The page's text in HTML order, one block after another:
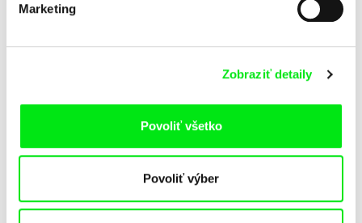
Marketing
Zobraziť detaily
Povoliť všetko
Povoliť výber
Zem
Anastasiia Falileieva